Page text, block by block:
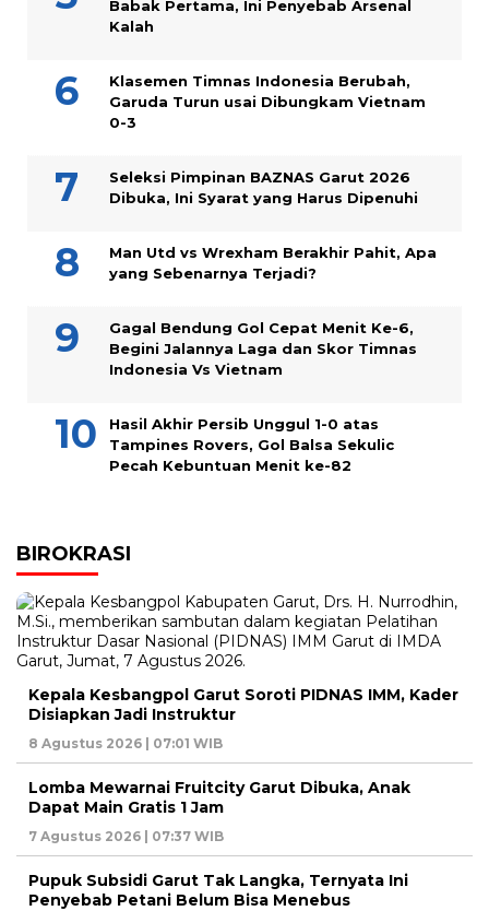
Babak Pertama, Ini Penyebab Arsenal
Kalah
Klasemen Timnas Indonesia Berubah,
Garuda Turun usai Dibungkam Vietnam
0-3
Seleksi Pimpinan BAZNAS Garut 2026
Dibuka, Ini Syarat yang Harus Dipenuhi
Man Utd vs Wrexham Berakhir Pahit, Apa
yang Sebenarnya Terjadi?
Gagal Bendung Gol Cepat Menit Ke-6,
Begini Jalannya Laga dan Skor Timnas
Indonesia Vs Vietnam
Hasil Akhir Persib Unggul 1-0 atas
Tampines Rovers, Gol Balsa Sekulic
Pecah Kebuntuan Menit ke-82
BIROKRASI
Kepala Kesbangpol Garut Soroti PIDNAS IMM, Kader
Disiapkan Jadi Instruktur
8 Agustus 2026 | 07:01 WIB
Lomba Mewarnai Fruitcity Garut Dibuka, Anak
Dapat Main Gratis 1 Jam
7 Agustus 2026 | 07:37 WIB
Pupuk Subsidi Garut Tak Langka, Ternyata Ini
Penyebab Petani Belum Bisa Menebus